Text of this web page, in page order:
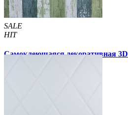
SALE
HIT
Самоклеющаяся декоративная